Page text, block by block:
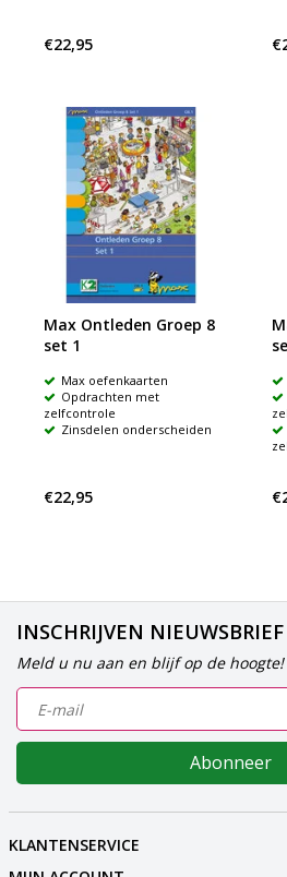
€22,95
Max Ontleden Groep 8
set 1
Max oefenkaarten
Opdrachten met
zelfcontrole
Zinsdelen onderscheiden
€22,95
INSCHRIJVEN NIEUWSBRIEF
Meld u nu aan en blijf op de hoogte!
Abonneer
KLANTENSERVICE